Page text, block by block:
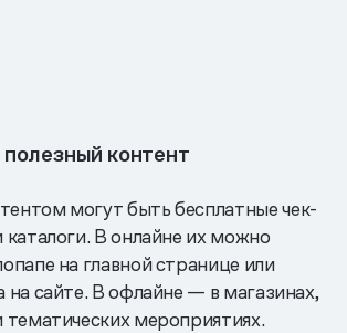
контент
могут быть бесплатные чек-
каталоги. В онлайне их можно
на главной странице или
на сайте. В офлайне — в магазинах,
тематических мероприятиях.